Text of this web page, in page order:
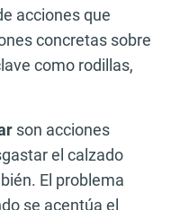
acciones que
concretas sobre
como rodillas,
son acciones
el calzado
El problema
se acentúa el